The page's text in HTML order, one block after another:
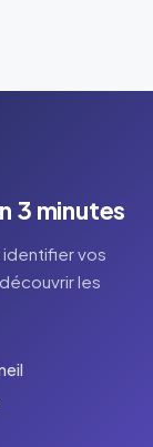
3 minutes
vos
les